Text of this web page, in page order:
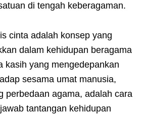
di tengah keberagaman.
cinta adalah konsep yang
dalam kehidupan beragama
kasih yang mengedepankan
sesama umat manusia,
perbedaan agama, adalah cara
tantangan kehidupan